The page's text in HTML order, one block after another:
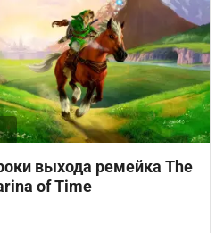
выхода ремейка The
of Time